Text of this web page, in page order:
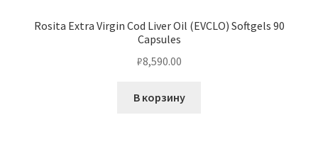
Rosita Extra Virgin Cod Liver Oil (EVCLO) Softgels 90
Capsules
₽8,590.00
В корзину